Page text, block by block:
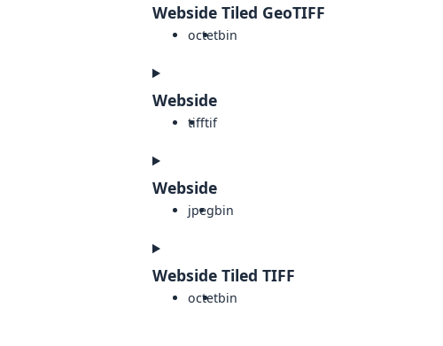
Webside Tiled GeoTIFF
octetbin
Webside
tifftif
Webside
jpegbin
Webside Tiled TIFF
octetbin